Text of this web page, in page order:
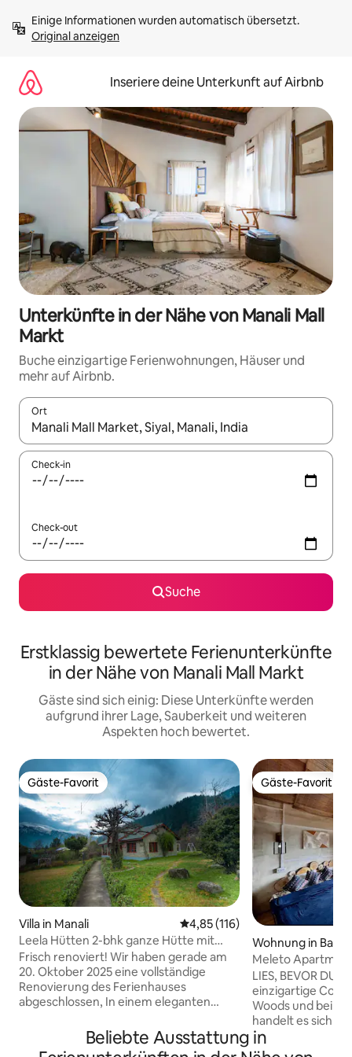
Inhalten
springenOriginal anzeigen
Inseriere deine Unterkunft auf Airbnb
Unterkünfte in der Nähe von Manali Mall
Markt
Buche einzigartige Ferienwohnungen, Häuser und
mehr auf Airbnb.
Ort
Wenn Ergebnisse verfügbar sind, navigiere mit den
Check-in
Check-out
Suche
Erstklassig bewertete Ferienunterkünfte
in der Nähe von Manali Mall Markt
Gäste sind sich einig: Diese Unterkünfte werden
aufgrund ihrer Lage, Sauberkeit und weiteren
Aspekten hoch bewertet.
Gäste-Favorit
Gäste-Favorit
Villa in Manali Durchschnittliche Bewertung:
4,85 (116)
Leela Hütten 2-bhk ganze Hütte mit
Innenkamin
Frisch renoviert! Wir haben gerade am
20. Oktober 2025 eine vollständige
Renovierung des Ferienhauses
abgeschlossen, In einem eleganten
der Mall Road entfernt, befindet sich
dieses exklusive Hügelferienhaus mit
Gäste-Favorit
Gäste-Favorit
Wohnung in
Meleto
auf der obersten
LIES, BEVOR DU
einzigartige
Woods und bei
handelt es sich
obersten Stockwerk. ★ Wir
Wohnbereich für
Beliebte Ausstattung in